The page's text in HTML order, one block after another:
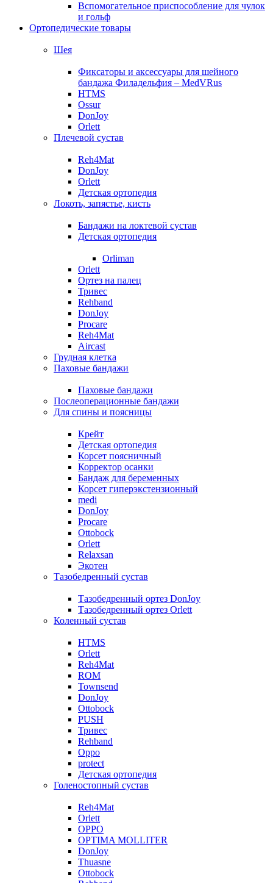
Вспомогательное приспособление для чулок
и гольф
Ортопедические товары
Шея
Фиксаторы и аксессуары для шейного
бандажа Филадельфия – MedVRus
HTMS
Ossur
DonJoy
Orlett
Плечевой сустав
Reh4Mat
DonJoy
Orlett
Детская ортопедия
Локоть, запястье, кисть
Бандажи на локтевой сустав
Детская ортопедия
Orliman
Orlett
Ортез на палец
Тривес
Rehband
DonJoy
Procare
Reh4Mat
Aircast
Грудная клетка
Паховые бандажи
Паховые бандажи
Послеоперационные бандажи
Для спины и поясницы
Крейт
Детская ортопедия
Корсет поясничный
Корректор осанки
Бандаж для беременных
Корсет гиперэкстензионный
medi
DonJoy
Procare
Ottobock
Orlett
Relaxsan
Экотен
Тазобедренный сустав
Тазобедренный ортез DonJoy
Тазобедренный ортез Orlett
Коленный сустав
HTMS
Orlett
Reh4Mat
ROM
Townsend
DonJoy
Ottobock
PUSH
Тривес
Rehband
Oppo
protect
Детская ортопедия
Голеностопный сустав
Reh4Mat
Orlett
OPPO
OPTIMA MOLLITER
DonJoy
Thuasne
Ottobock